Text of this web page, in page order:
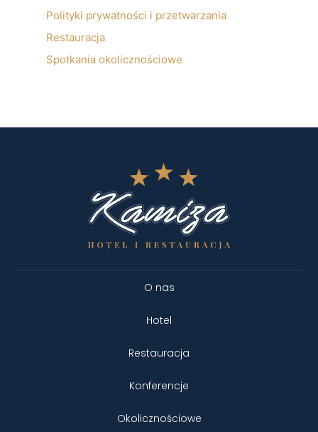
Polityki prywatności i przetwarzania
Restauracja
Spotkania okolicznościowe
O nas
Hotel
Restauracja
Konferencje
Okolicznościowe